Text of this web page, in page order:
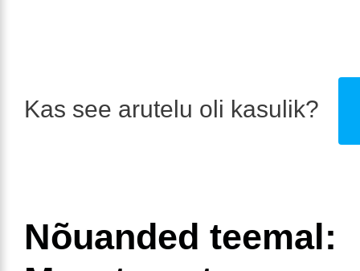
Kas see arutelu oli kasulik?
Nõuanded teemal: